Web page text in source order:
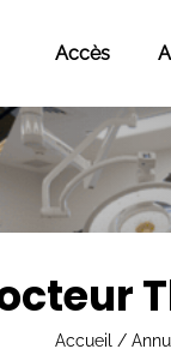
Accès
Accueil /